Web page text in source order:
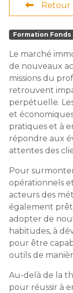
Retour
Formation Fonds
Le marché
de nouveaux
missions du
retrouvent
perpétuelle.
et
pratiques et à
répondre aux
attentes des
Pour
opérationnels
acteurs des
également
adopter de
habitudes, à
pour être
outils de
Au-delà de la
pour réussir à